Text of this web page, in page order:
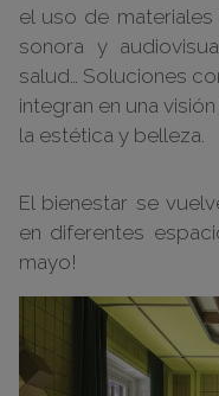
el uso de
sonora y
salud… Soluciones
integran en una
la estética y belleza.
El bienestar se
en diferentes
mayo!